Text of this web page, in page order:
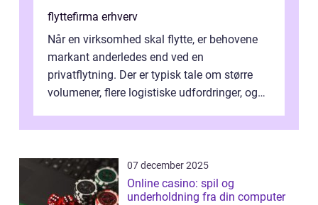
flyttefirma erhverv
Når en virksomhed skal flytte, er behovene
markant anderledes end ved en
privatflytning. Der er typisk tale om større
volumener, flere logistiske udfordringer, og
07 december 2025
Online casino: spil og
underholdning fra din computer